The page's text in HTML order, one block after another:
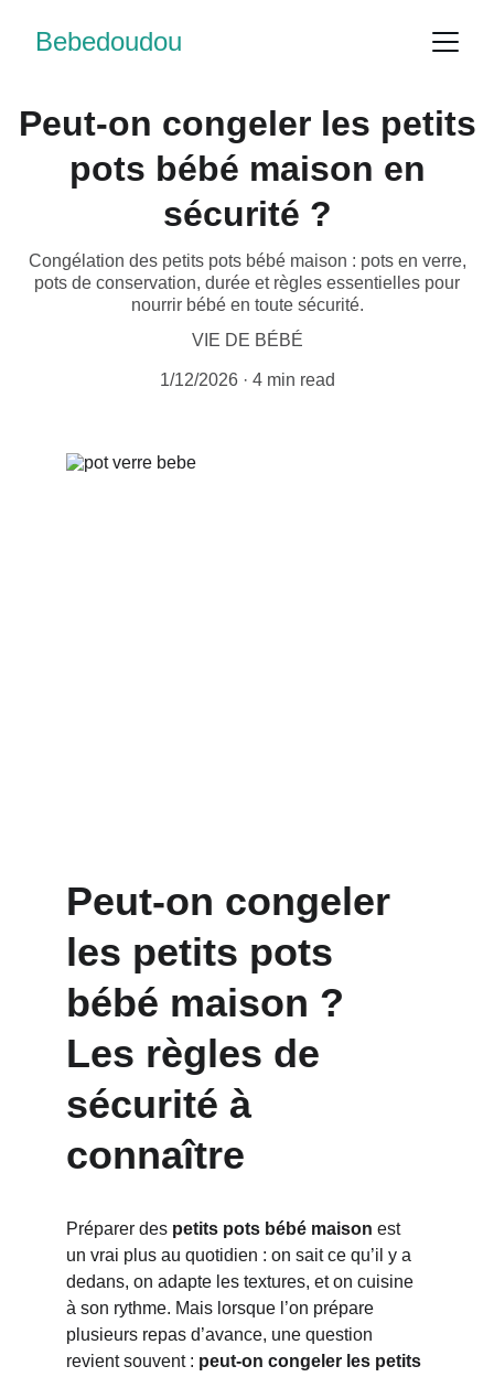
Bebedoudou
Peut-on congeler les petits
pots bébé maison en
sécurité ?
Congélation des petits pots bébé maison : pots en verre,
pots de conservation, durée et règles essentielles pour
nourrir bébé en toute sécurité.
VIE DE BÉBÉ
1/12/2026 4 min read
Peut-on congeler
les petits pots
bébé maison ?
Les règles de
sécurité à
connaître
Préparer des petits pots bébé maison est
un vrai plus au quotidien : on sait ce qu’il y a
dedans, on adapte les textures, et on cuisine
à son rythme. Mais lorsque l’on prépare
plusieurs repas d’avance, une question
revient souvent : peut-on congeler les petits